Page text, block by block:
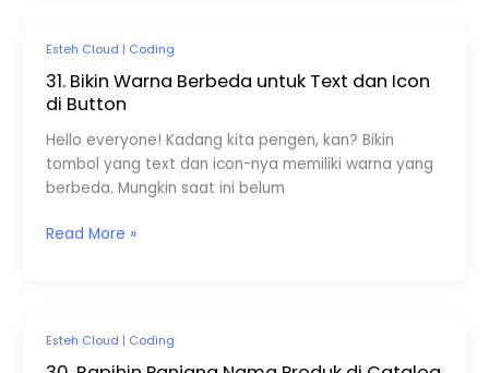
Esteh Cloud | Coding
31. Bikin Warna Berbeda untuk Text dan Icon
di Button
Hello everyone! Kadang kita pengen, kan? Bikin
tombol yang text dan icon-nya memiliki warna yang
berbeda. Mungkin saat ini belum
31.
Bikin
Warna
untuk
Text
dan
di
Read More »
Esteh Cloud | Coding
30.
Rapihin